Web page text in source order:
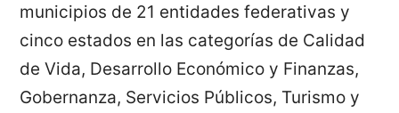
municipios de 21 entidades federativas y
cinco estados en las categorías de Calidad
de Vida, Desarrollo Económico y Finanzas,
Gobernanza, Servicios Públicos, Turismo y